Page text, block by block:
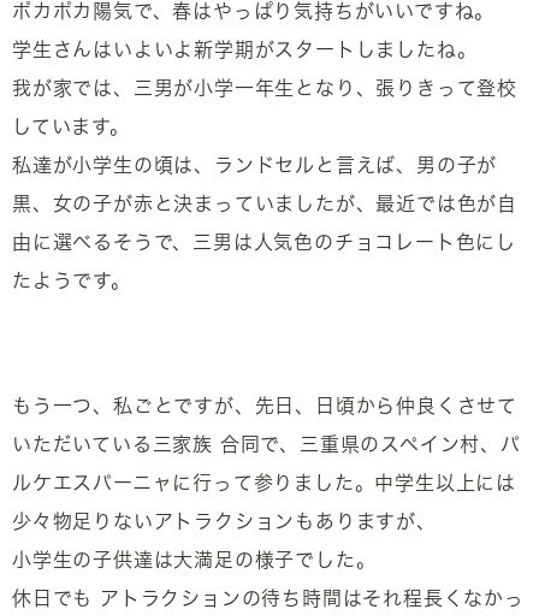
ポカポカ陽気で、春はやっぱり気持ちがいいですね。
学生さんはいよいよ新学期がスタートしましたね。
我が家では、三男が小学一年生となり、張りきって登校
しています。
私達が小学生の頃は、ランドセルと言えば、男の子が
黒、女の子が赤と決まっていましたが、最近では色が自
由に選べるそうで、三男は人気色のチョコレート色にし
たようです。
もう一つ、私ごとですが、先日、日頃から仲良くさせて
いただいている三家族 合同で、三重県のスペイン村、パ
ルケエスパーニャに行って参りました。中学生以上には
少々物足りないアトラクションもありますが、
小学生の子供達は大満足の様子でした。
休日でも アトラクションの待ち時間はそれ程長くなかっ